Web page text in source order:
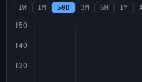
1W 1M 50D 3M 6M 1Y